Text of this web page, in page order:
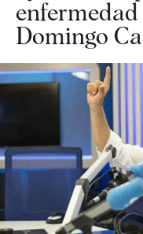
enfermedad
Domingo